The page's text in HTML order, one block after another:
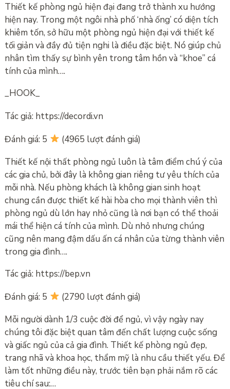
Thiết kế phòng ngủ hiện đại đang trở thành xu hướng
hiện nay. Trong một ngôi nhà phố ‘nhà ống’ có diện tích
khiêm tốn, sở hữu một phòng ngủ hiện đại với thiết kế
tối giản và đầy đủ tiện nghi là điều đặc biệt. Nó giúp chủ
nhân tìm thấy sự bình yên trong tâm hồn và “khoe” cá
tính của mình….
_HOOK_
Tác giả: https://decordi.vn
Đánh giá: 5
(4965 lượt đánh giá)
Thiết kế nội thất phòng ngủ luôn là tâm điểm chú ý của
các gia chủ, bởi đây là không gian riêng tư yêu thích của
mỗi nhà. Nếu phòng khách là không gian sinh hoạt
chung cần được thiết kế hài hòa cho mọi thành viên thì
phòng ngủ dù lớn hay nhỏ cũng là nơi bạn có thể thoải
mái thể hiện cá tính của mình. Dù nhỏ nhưng chúng
cũng nên mang đậm dấu ấn cá nhân của từng thành viên
trong gia đình….
Tác giả: https://bep.vn
Đánh giá: 5
(2790 lượt đánh giá)
Mỗi người dành 1/3 cuộc đời để ngủ, vì vậy ngày nay
chúng tôi đặc biệt quan tâm đến chất lượng cuộc sống
và giấc ngủ của cả gia đình. Thiết kế phòng ngủ đẹp,
trang nhã và khoa học, thẩm mỹ là nhu cầu thiết yếu. Để
làm tốt những điều này, trước tiên bạn phải nắm rõ các
tiêu chí sau:…